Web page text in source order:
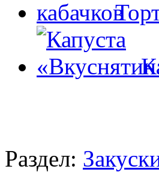
Раздел: